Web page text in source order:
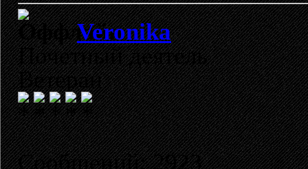
Veronika
Почетный деятель
Ветеран
Сообщений: 2923